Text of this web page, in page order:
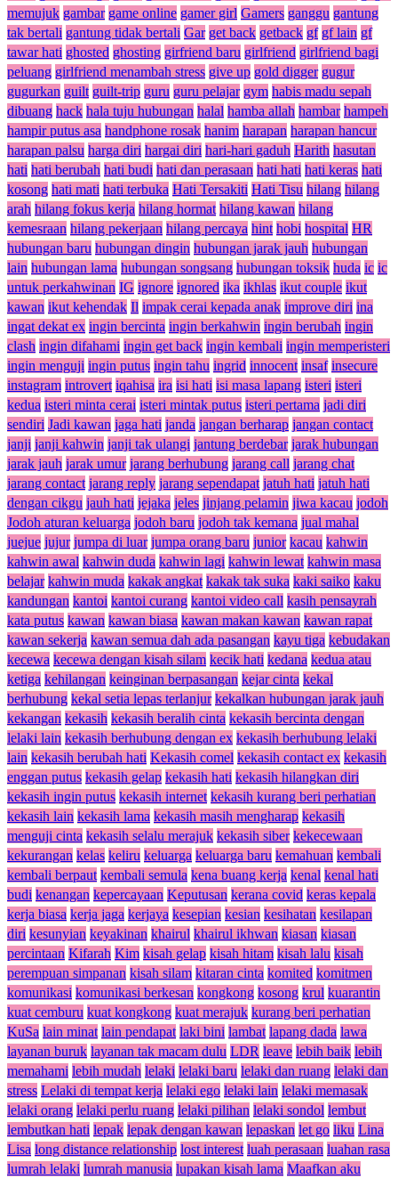
memujuk gambar game online gamer girl Gamers ganggu gantung
tak bertali gantung tidak bertali Gar get back getback gf gf lain gf
tawar hati ghosted ghosting girfriend baru girlfriend girlfriend bagi
peluang girlfriend menambah stress give up gold digger gugur
gugurkan guilt guilt-trip guru guru pelajar gym habis madu sepah
dibuang hack hala tuju hubungan halal hamba allah hambar hampeh
hampir putus asa handphone rosak hanim harapan harapan hancur
harapan palsu harga diri hargai diri hari-hari gaduh Harith hasutan
hati hati berubah hati budi hati dan perasaan hati hati hati keras hati
kosong hati mati hati terbuka Hati Tersakiti Hati Tisu hilang hilang
arah hilang fokus kerja hilang hormat hilang kawan hilang
kemesraan hilang pekerjaan hilang percaya hint hobi hospital HR
hubungan baru hubungan dingin hubungan jarak jauh hubungan
lain hubungan lama hubungan songsang hubungan toksik huda ic ic
untuk perkahwinan IG ignore ignored ika ikhlas ikut couple ikut
kawan ikut kehendak Il impak cerai kepada anak improve diri ina
ingat dekat ex ingin bercinta ingin berkahwin ingin berubah ingin
clash ingin difahami ingin get back ingin kembali ingin memperisteri
ingin menguji ingin putus ingin tahu ingrid innocent insaf insecure
instagram introvert iqahisa ira isi hati isi masa lapang isteri isteri
kedua isteri minta cerai isteri mintak putus isteri pertama jadi diri
sendiri Jadi kawan jaga hati janda jangan berharap jangan contact
janji janji kahwin janji tak ulangi jantung berdebar jarak hubungan
jarak jauh jarak umur jarang berhubung jarang call jarang chat
jarang contact jarang reply jarang sependapat jatuh hati jatuh hati
dengan cikgu jauh hati jejaka jeles jinjang pelamin jiwa kacau jodoh
Jodoh aturan keluarga jodoh baru jodoh tak kemana jual mahal
juejue jujur jumpa di luar jumpa orang baru junior kacau kahwin
kahwin awal kahwin duda kahwin lagi kahwin lewat kahwin masa
belajar kahwin muda kakak angkat kakak tak suka kaki saiko kaku
kandungan kantoi kantoi curang kantoi video call kasih pensayrah
kata putus kawan kawan biasa kawan makan kawan kawan rapat
kawan sekerja kawan semua dah ada pasangan kayu tiga kebudakan
kecewa kecewa dengan kisah silam kecik hati kedana kedua atau
ketiga kehilangan keinginan berpasangan kejar cinta kekal
berhubung kekal setia lepas terlanjur kekalkan hubungan jarak jauh
kekangan kekasih kekasih beralih cinta kekasih bercinta dengan
lelaki lain kekasih berhubung dengan ex kekasih berhubung lelaki
lain kekasih berubah hati Kekasih comel kekasih contact ex kekasih
enggan putus kekasih gelap kekasih hati kekasih hilangkan diri
kekasih ingin putus kekasih internet kekasih kurang beri perhatian
kekasih lain kekasih lama kekasih masih mengharap kekasih
menguji cinta kekasih selalu merajuk kekasih siber kekecewaan
kekurangan kelas keliru keluarga keluarga baru kemahuan kembali
kembali berpaut kembali semula kena buang kerja kenal kenal hati
budi kenangan kepercayaan Keputusan kerana covid keras kepala
kerja biasa kerja jaga kerjaya kesepian kesian kesihatan kesilapan
diri kesunyian keyakinan khairul khairul ikhwan kiasan kiasan
percintaan Kifarah Kim kisah gelap kisah hitam kisah lalu kisah
perempuan simpanan kisah silam kitaran cinta komited komitmen
komunikasi komunikasi berkesan kongkong kosong krul kuarantin
kuat cemburu kuat kongkong kuat merajuk kurang beri perhatian
KuSa lain minat lain pendapat laki bini lambat lapang dada lawa
layanan buruk layanan tak macam dulu LDR leave lebih baik lebih
memahami lebih mudah lelaki lelaki baru lelaki dan ruang lelaki dan
stress Lelaki di tempat kerja lelaki ego lelaki lain lelaki memasak
lelaki orang lelaki perlu ruang lelaki pilihan lelaki sondol lembut
lembutkan hati lepak lepak dengan kawan lepaskan let go liku Lina
Lisa long distance relationship lost interest luah perasaan luahan rasa
lumrah lelaki lumrah manusia lupakan kisah lama Maafkan aku